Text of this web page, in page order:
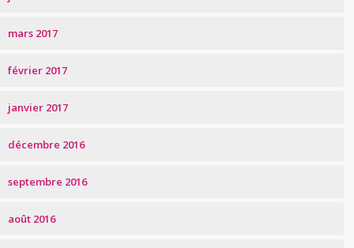
mars 2017
février 2017
janvier 2017
décembre 2016
septembre 2016
août 2016